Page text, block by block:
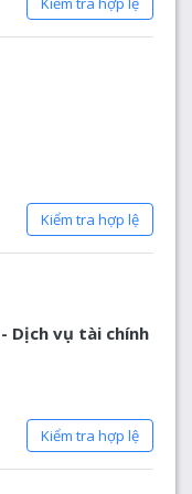
Kiểm tra hợp lệ
Dịch vụ tài chính
Kiểm tra hợp lệ